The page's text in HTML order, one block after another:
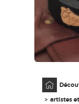
MA SÉLECTION
FR
artistes